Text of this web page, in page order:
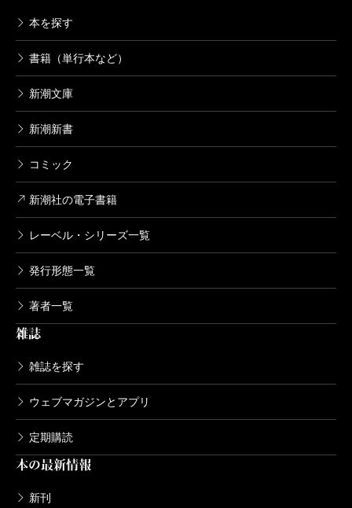
本を探す
書籍（単行本など）
新潮文庫
新潮新書
コミック
新潮社の電子書籍
レーベル・シリーズ一覧
発行形態一覧
著者一覧
雑誌
雑誌を探す
ウェブマガジンとアプリ
定期購読
本の最新情報
新刊